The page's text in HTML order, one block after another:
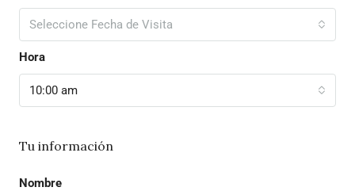
Seleccione Fecha de Visita
Hora
10:00 am
Tu información
Nombre